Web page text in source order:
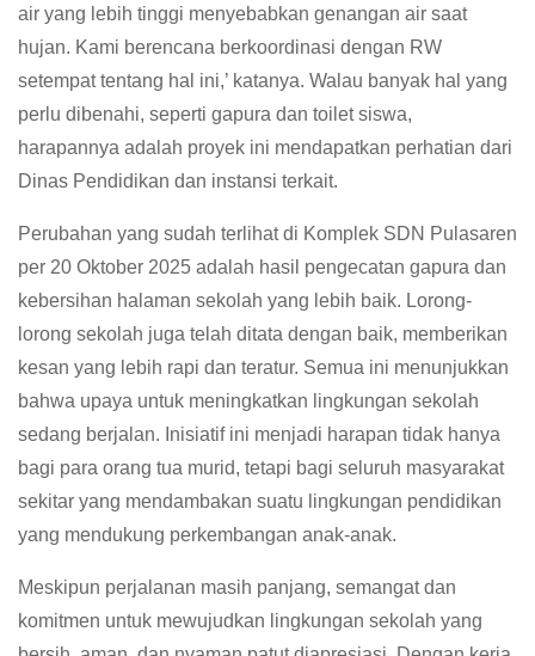
air yang lebih tinggi menyebabkan genangan air saat
hujan. Kami berencana berkoordinasi dengan RW
setempat tentang hal ini,’ katanya. Walau banyak hal yang
perlu dibenahi, seperti gapura dan toilet siswa,
harapannya adalah proyek ini mendapatkan perhatian dari
Dinas Pendidikan dan instansi terkait.
Perubahan yang sudah terlihat di Komplek SDN Pulasaren
per 20 Oktober 2025 adalah hasil pengecatan gapura dan
kebersihan halaman sekolah yang lebih baik. Lorong-
lorong sekolah juga telah ditata dengan baik, memberikan
kesan yang lebih rapi dan teratur. Semua ini menunjukkan
bahwa upaya untuk meningkatkan lingkungan sekolah
sedang berjalan. Inisiatif ini menjadi harapan tidak hanya
bagi para orang tua murid, tetapi bagi seluruh masyarakat
sekitar yang mendambakan suatu lingkungan pendidikan
yang mendukung perkembangan anak-anak.
Meskipun perjalanan masih panjang, semangat dan
komitmen untuk mewujudkan lingkungan sekolah yang